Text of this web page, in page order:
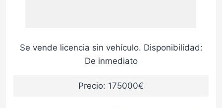
Se vende licencia sin vehículo. Disponibilidad:
De inmediato
Precio: 175000€